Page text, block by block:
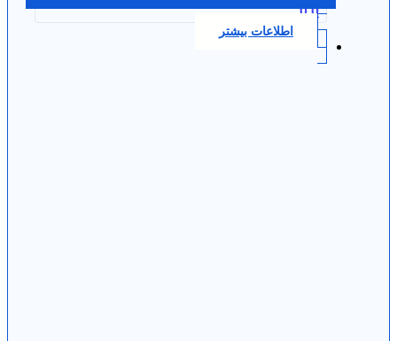
0.0
اطلاعات بیشتر